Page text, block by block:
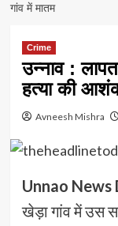
गांव में मातम
Crime
उन्नाव :
हत्या की
Avneesh Mishra
Unnao News
खेड़ा गांव में उस